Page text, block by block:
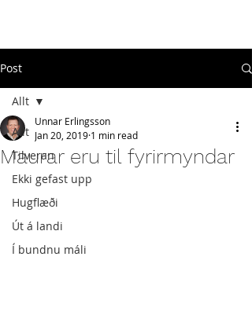
Post
Allt
Tilveran
Ekki gefast upp
Hugflæði
Út á landi
Í bundnu máli
Allt
Maurar eru til fyrirmyndar
Unnar Erlingsson
Jan 20, 2019 1 min read